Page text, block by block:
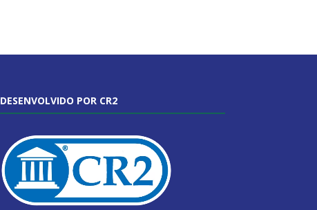
DESENVOLVIDO POR CR2